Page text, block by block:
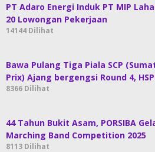
PT Adaro Energi Induk PT MIP
20 Lowongan Pekerjaan
14144 Dilihat
Bawa Pulang Tiga Piala SCP
Prix) Ajang bergengsi Round 4,
8366 Dilihat
44 Tahun Bukit Asam, PORSIBA
Marching Band Competition 2025
8113 Dilihat